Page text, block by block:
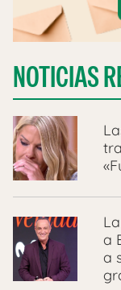
NOTICIAS
a
a